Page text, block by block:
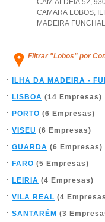
CAM ALDEIA 52,
CAMARA LOBOS,
MADEIRA FUNCHAL
Filtrar "Lobos" por
ILHA DA MADEIRA -
LISBOA (14 Empresas)
PORTO (6 Empresas)
VISEU (6 Empresas)
GUARDA (6 Empresas)
FARO (5 Empresas)
LEIRIA (4 Empresas)
VILA REAL (4
SANTARÉM (3